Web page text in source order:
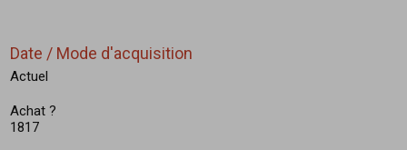
Date / Mode d'acquisition
Actuel
Achat ?
1817